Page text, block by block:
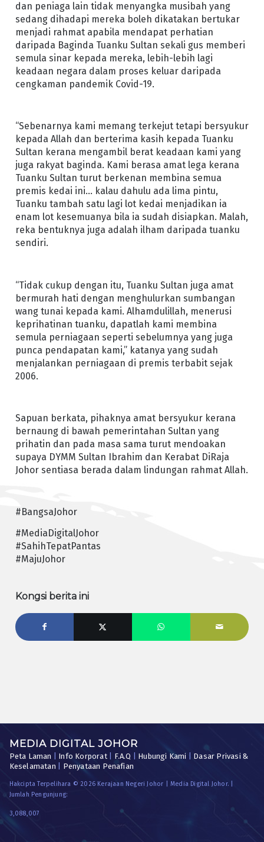
dan peniaga lain tidak menyangka musibah yang
sedang dihadapi mereka boleh dikatakan bertukar
menjadi rahmat apabila mendapat perhatian
daripada Baginda Tuanku Sultan sekali gus memberi
semula sinar kepada mereka, lebih-lebih lagi
keadaan negara dalam proses keluar daripada
cengkaman pandemik Covid-19.
“Sebenarnya kami memang terkejut tetapi bersyukur
kepada Allah dan berterima kasih kepada Tuanku
Sultan kerana mengambil berat keadaan kami yang
juga rakyat baginda. Kami berasa amat lega kerana
Tuanku Sultan turut berkenan membina semua
premis kedai ini… kalau dahulu ada lima pintu,
Tuanku tambah satu lagi lot kedai menjadikan ia
enam lot kesemuanya bila ia sudah disiapkan. Malah,
reka bentuknya juga adalah ilham daripada tuanku
sendiri.
“Tidak cukup dengan itu, Tuanku Sultan juga amat
bermurah hati dengan menghulurkan sumbangan
wang tunai kepada kami. Alhamdulillah, menerusi
keprihatinan tuanku, dapatlah kami membina
semula perniagaan seperti sebelumnya yang juga
punca pendapatan kami,” katanya yang sudah
menjalankan perniagaan di premis terbabit sejak
2006.
Sapuan berkata, pihaknya amat bersyukur kerana
bernaung di bawah pemerintahan Sultan yang
prihatin dan pada masa sama turut mendoakan
supaya DYMM Sultan Ibrahim dan Kerabat DiRaja
Johor sentiasa berada dalam lindungan rahmat Allah.
#BangsaJohor
#MediaDigitalJohor
#SahihTepatPantas
#MajuJohor
Kongsi berita ini
MEDIA DIGITAL JOHOR
Peta Laman Info Korporat| F.A.Q Hubungi Kami
Dasar Privasi &
Keselamatan
Penyataan Penafian
Hakcipta Terpelihara © 2026 Kerajaan Negeri Johor | Media Digital Johor. |
Jumlah Pengunjung:
3,088,007